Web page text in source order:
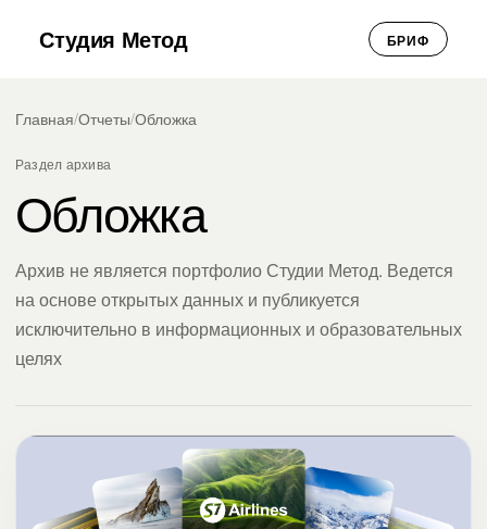
Студия Метод БРИФ
Главная/Отчеты/Обложка
Раздел архива
Обложка
Архив не является портфолио Студии Метод. Ведется
на основе открытых данных и публикуется
исключительно в информационных и образовательных
целях